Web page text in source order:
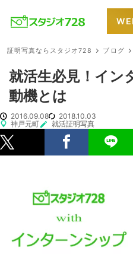
証明写真ならスタジオ728 ブログ
就活生必見！イン
動機とは
2016.09.08
2018.10.03
神戸元町
就活証明写真